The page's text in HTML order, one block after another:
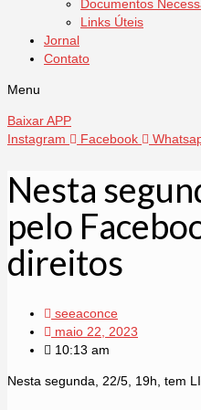
Documentos
Links Úteis
Jornal
Contato
Menu
Baixar APP
Instagram
Facebook
Nesta
pelo
direitos
seeaconce
maio 22, 2023
10:13 am
Nesta segunda, 22/5, 19h, tem